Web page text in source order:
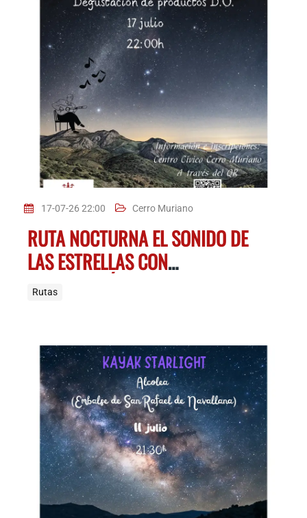
17-07-26 22:00 Cerro Muriano
RUTA NOCTURNA EL SONIDO DE
LAS ESTRELLAS CON
DEGUSTACIÓN DE PRODUCTOS
Rutas